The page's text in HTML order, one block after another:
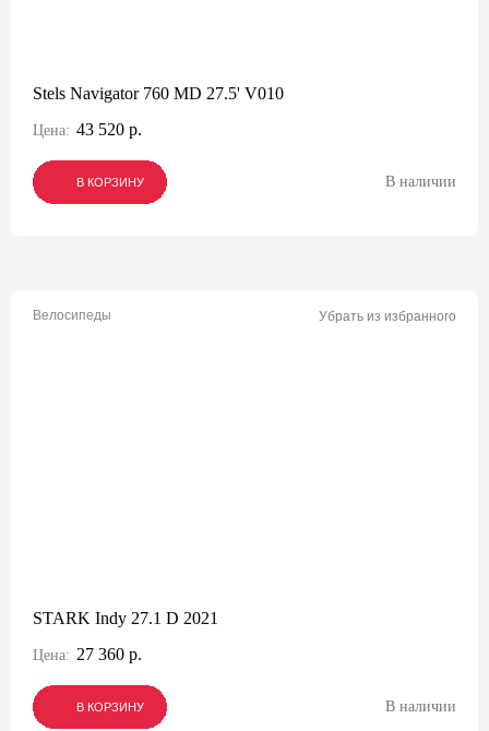
Stels Navigator 760 MD 27.5' V010
Цена: 43 520 р.
В КОРЗИНУ
В КОРЗИНУ
В КОРЗИНУ В наличии
Велосипеды Убрать из избранного
STARK Indy 27.1 D 2021
Цена: 27 360 р.
В КОРЗИНУ
В КОРЗИНУ
В КОРЗИНУ В наличии